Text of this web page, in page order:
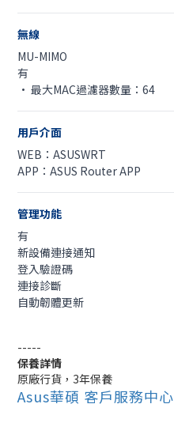
無線
MU-MIMO
有
• 最大MAC過濾器數量：64
用戶介面
WEB：ASUSWRT
APP：ASUS Router APP
管理功能
有
新設備連接通知
登入驗證碼
連接診斷
自動韌體更新
-----
保養詳情
原廠行貨，3年保養
Asus華碩 客戶服務中心